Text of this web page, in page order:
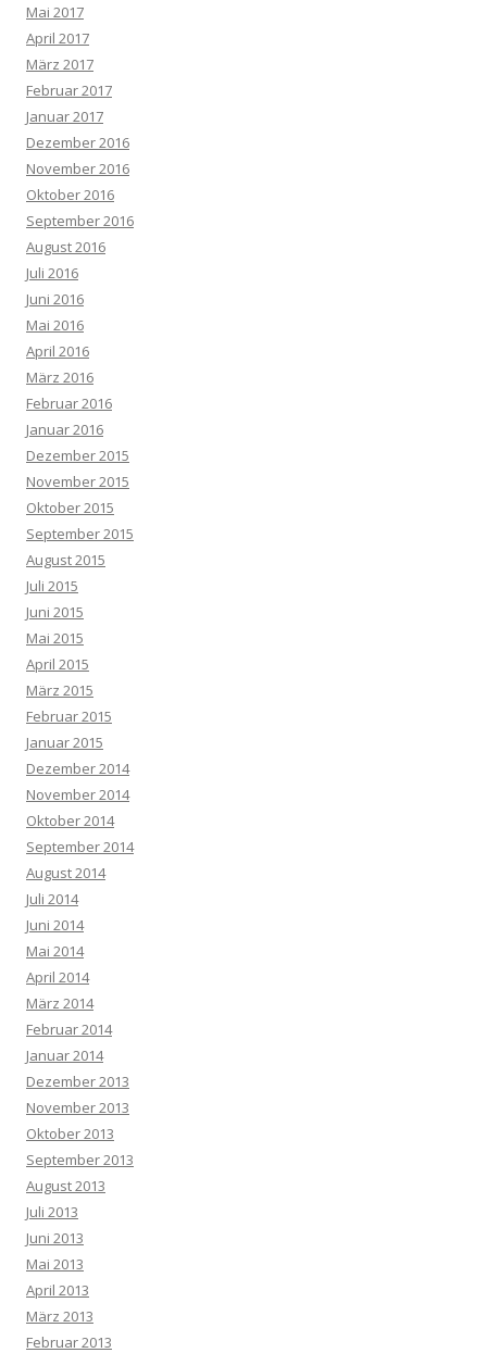
Mai 2017
April 2017
März 2017
Februar 2017
Januar 2017
Dezember 2016
November 2016
Oktober 2016
September 2016
August 2016
Juli 2016
Juni 2016
Mai 2016
April 2016
März 2016
Februar 2016
Januar 2016
Dezember 2015
November 2015
Oktober 2015
September 2015
August 2015
Juli 2015
Juni 2015
Mai 2015
April 2015
März 2015
Februar 2015
Januar 2015
Dezember 2014
November 2014
Oktober 2014
September 2014
August 2014
Juli 2014
Juni 2014
Mai 2014
April 2014
März 2014
Februar 2014
Januar 2014
Dezember 2013
November 2013
Oktober 2013
September 2013
August 2013
Juli 2013
Juni 2013
Mai 2013
April 2013
März 2013
Februar 2013